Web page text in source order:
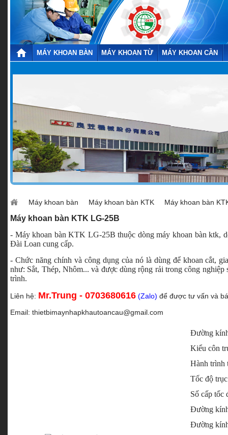
MÁY KHOAN BÀN MÁY KHOAN TỪ MÁY KHOAN CẦN
Máy khoan bàn Máy khoan bàn KTK Máy khoan bàn
Máy khoan bàn KTK LG-25B
- Máy khoan bàn KTK LG-25B thuộc dòng máy khoan bàn ktk,
Đài Loan cung cấp.
- Chức năng chính và công dụng của nó là dùng để khoan cắt,
như: Sắt, Thép, Nhôm... và được dùng rộng rải trong công
trình.
Liên hệ: Mr.Trung - 0703680616 (Zalo) để được tư vấn và
Email: thietbimaynhapkhautoancau@gmail.com
Đường
Kiểu côn
Hành trình
Tốc độ
Số cấp tốc
Đường
Đường